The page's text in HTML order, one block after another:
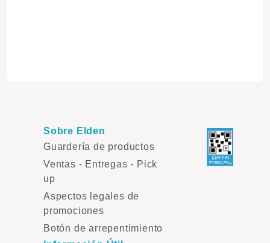
Sobre Elden
Guardería de productos
Ventas - Entregas - Pick
up
Aspectos legales de
promociones
Botón de arrepentimiento